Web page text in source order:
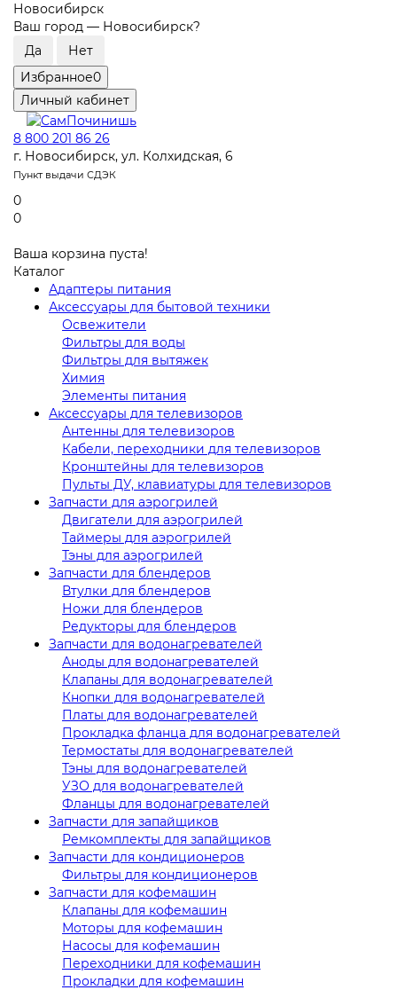
Новосибирск
Ваш город — Новосибирск?
Избранное0
Личный кабинет
8 800 201 86 26
г. Новосибирск, ул. Колхидская, 6
Пункт выдачи СДЭК
0
0
Ваша корзина пуста!
Каталог
Адаптеры питания
Аксессуары для бытовой техники
Освежители
Фильтры для воды
Фильтры для вытяжек
Химия
Элементы питания
Аксессуары для телевизоров
Антенны для телевизоров
Кабели, переходники для телевизоров
Кронштейны для телевизоров
Пульты ДУ, клавиатуры для телевизоров
Запчасти для аэрогрилей
Двигатели для аэрогрилей
Таймеры для аэрогрилей
Тэны для аэрогрилей
Запчасти для блендеров
Втулки для блендеров
Ножи для блендеров
Редукторы для блендеров
Запчасти для водонагревателей
Аноды для водонагревателей
Клапаны для водонагревателей
Кнопки для водонагревателей
Платы для водонагревателей
Прокладка фланца для водонагревателей
Термостаты для водонагревателей
Тэны для водонагревателей
УЗО для водонагревателей
Фланцы для водонагревателей
Запчасти для запайщиков
Ремкомплекты для запайщиков
Запчасти для кондиционеров
Фильтры для кондиционеров
Запчасти для кофемашин
Клапаны для кофемашин
Моторы для кофемашин
Насосы для кофемашин
Переходники для кофемашин
Прокладки для кофемашин